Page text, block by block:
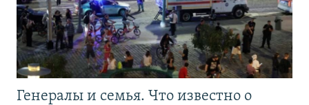
Генералы и семья. Что известно о